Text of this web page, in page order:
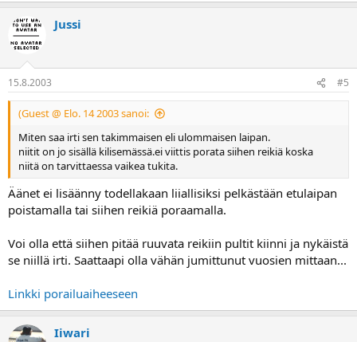
Jussi
15.8.2003 #5
(Guest @ Elo. 14 2003 sanoi:
Miten saa irti sen takimmaisen eli ulommaisen laipan.
niitit on jo sisällä kilisemässä.ei viittis porata siihen reikiä koska
niitä on tarvittaessa vaikea tukita.
Äänet ei lisäänny todellakaan liiallisiksi pelkästään etulaipan
poistamalla tai siihen reikiä poraamalla.
Voi olla että siihen pitää ruuvata reikiin pultit kiinni ja nykäistä
se niillä irti. Saattaapi olla vähän jumittunut vuosien mittaan...
Linkki porailuaiheeseen
Iiwari